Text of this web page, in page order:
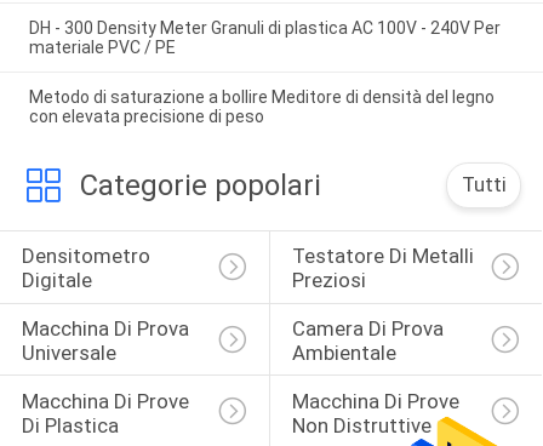
DH - 300 Density Meter Granuli di plastica AC 100V - 240V Per
materiale PVC / PE
Metodo di saturazione a bollire Meditore di densità del legno
con elevata precisione di peso
Categorie popolari Tutti
Densitometro
Digitale
Testatore Di Metalli
Preziosi
Macchina Di Prova
Universale
Camera Di Prova
Ambientale
Macchina Di Prove
Di Plastica
Macchina Di Prove
Non Distruttive